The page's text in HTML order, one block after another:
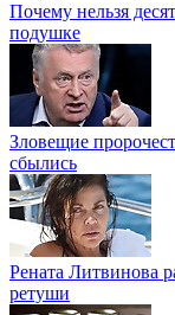
Почему нельзя
подушке
Зловещие
сбылись
Рената Литвинова
ретуши